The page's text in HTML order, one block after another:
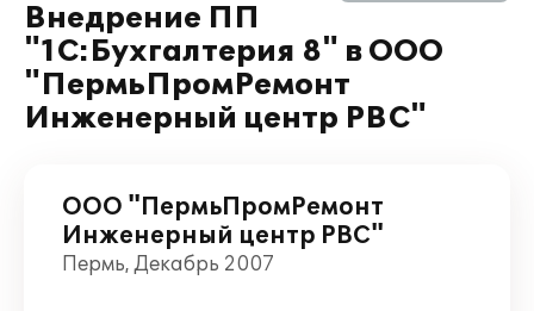
Внедрение ПП
"1С:Бухгалтерия 8" в ООО
"ПермьПромРемонт
Инженерный центр РВС"
ООО "ПермьПромРемонт
Инженерный центр РВС"
Пермь, Декабрь 2007